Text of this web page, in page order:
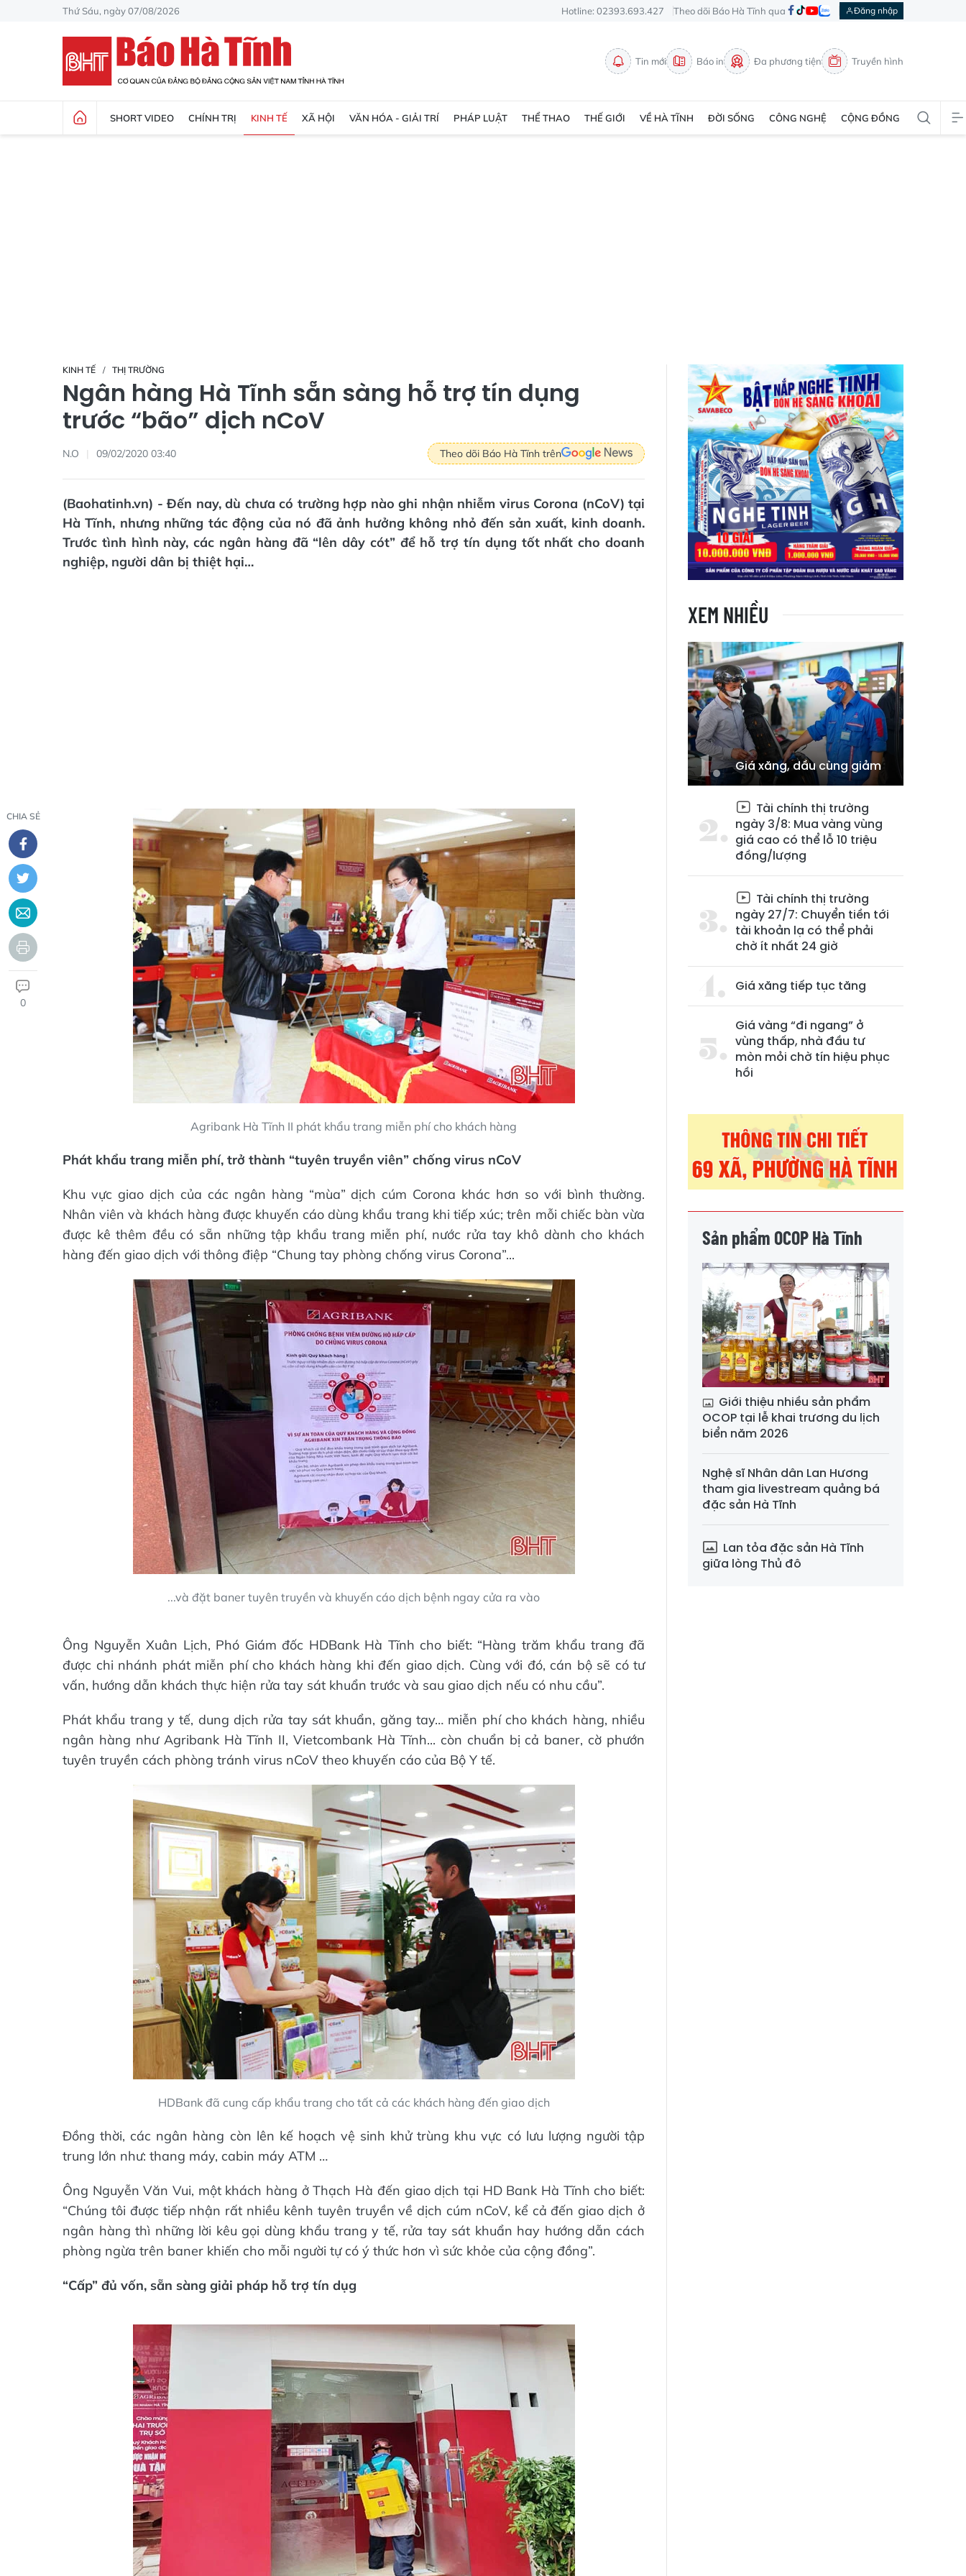
Thứ Sáu, ngày 07/08/2026 Hotline: 02393.693.427 Theo dõi Báo Hà Tĩnh qua Đăng nhập
Tin mới Báo in Đa phương tiện Truyền hình
SHORT VIDEO CHÍNH TRỊ KINH TẾ XÃ HỘI VĂN HÓA - GIẢI TRÍ PHÁP LUẬT THỂ THAO THẾ GIỚI VỀ HÀ TĨNH ĐỜI SỐNG CÔNG NGHỆ CỘNG ĐỒNG
KINH TẾ THỊ TRƯỜNG
Ngân hàng Hà Tĩnh sẵn sàng hỗ trợ tín dụng
trước “bão” dịch nCoV
N.O 09/02/2020 03:40 Theo dõi Báo Hà Tĩnh trên
(Baohatinh.vn) - Đến nay, dù chưa có trường hợp nào ghi nhận nhiễm virus Corona (nCoV) tại
Hà Tĩnh, nhưng những tác động của nó đã ảnh hưởng không nhỏ đến sản xuất, kinh doanh.
Trước tình hình này, các ngân hàng đã “lên dây cót” để hỗ trợ tín dụng tốt nhất cho doanh
nghiệp, người dân bị thiệt hại…
CHIA SẺ
0
Agribank Hà Tĩnh II phát khẩu trang miễn phí cho khách hàng
Phát khẩu trang miễn phí, trở thành “tuyên truyền viên” chống virus nCoV
Khu vực giao dịch của các ngân hàng “mùa” dịch cúm Corona khác hơn so với bình thường.
Nhân viên và khách hàng được khuyến cáo dùng khẩu trang khi tiếp xúc; trên mỗi chiếc bàn vừa
được kê thêm đều có sẵn những tập khẩu trang miễn phí, nước rửa tay khô dành cho khách
hàng đến giao dịch với thông điệp “Chung tay phòng chống virus Corona”...
...và đặt baner tuyên truyền và khuyến cáo dịch bệnh ngay cửa ra vào
Ông Nguyễn Xuân Lịch, Phó Giám đốc HDBank Hà Tĩnh cho biết: “Hàng trăm khẩu trang đã
được chi nhánh phát miễn phí cho khách hàng khi đến giao dịch. Cùng với đó, cán bộ sẽ có tư
vấn, hướng dẫn khách thực hiện rửa tay sát khuẩn trước và sau giao dịch nếu có nhu cầu”.
Phát khẩu trang y tế, dung dịch rửa tay sát khuẩn, găng tay… miễn phí cho khách hàng, nhiều
ngân hàng như Agribank Hà Tĩnh II, Vietcombank Hà Tĩnh... còn chuẩn bị cả baner, cờ phướn
tuyên truyền cách phòng tránh virus nCoV theo khuyến cáo của Bộ Y tế.
HDBank đã cung cấp khẩu trang cho tất cả các khách hàng đến giao dịch
Đồng thời, các ngân hàng còn lên kế hoạch vệ sinh khử trùng khu vực có lưu lượng người tập
trung lớn như: thang máy, cabin máy ATM …
Ông Nguyễn Văn Vui, một khách hàng ở Thạch Hà đến giao dịch tại HD Bank Hà Tĩnh cho biết:
“Chúng tôi được tiếp nhận rất nhiều kênh tuyên truyền về dịch cúm nCoV, kể cả đến giao dịch ở
ngân hàng thì những lời kêu gọi dùng khẩu trang y tế, rửa tay sát khuẩn hay hướng dẫn cách
phòng ngừa trên baner khiến cho mỗi người tự có ý thức hơn vì sức khỏe của cộng đồng”.
“Cấp” đủ vốn, sẵn sàng giải pháp hỗ trợ tín dụg
XEM NHIỀU
Giá xăng, dầu cùng giảm
Tài chính thị trường
ngày 3/8: Mua vàng vùng
giá cao có thể lỗ 10 triệu
đồng/lượng
Tài chính thị trường
ngày 27/7: Chuyển tiền tới
tài khoản lạ có thể phải
chờ ít nhất 24 giờ
Giá xăng tiếp tục tăng
Giá vàng “đi ngang” ở
vùng thấp, nhà đầu tư
mòn mỏi chờ tín hiệu phục
hồi
Sản phẩm OCOP Hà Tĩnh
Giới thiệu nhiều sản phẩm
OCOP tại lễ khai trương du lịch
biển năm 2026
Nghệ sĩ Nhân dân Lan Hương
tham gia livestream quảng bá
đặc sản Hà Tĩnh
Lan tỏa đặc sản Hà Tĩnh
giữa lòng Thủ đô